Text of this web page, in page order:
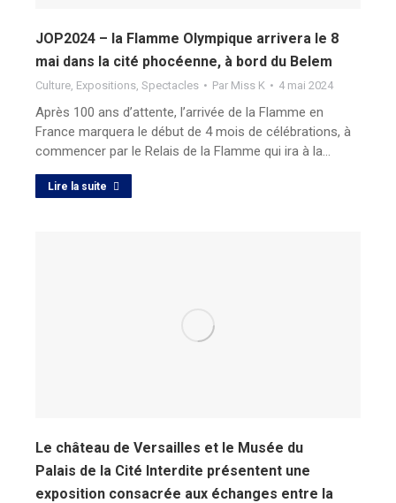
JOP2024 – la Flamme Olympique arrivera le 8
mai dans la cité phocéenne, à bord du Belem
Culture Expositions Spectacles Par Miss K 4 mai 2024
Après 100 ans d’attente, l’arrivée de la Flamme en
France marquera le début de 4 mois de célébrations, à
commencer par le Relais de la Flamme qui ira à la…
Lire la suite
Le château de Versailles et le Musée du
Palais de la Cité Interdite présentent une
exposition consacrée aux échanges entre la